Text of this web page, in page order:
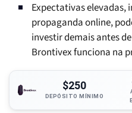
Expectativas elevadas,
propaganda online,
investir demais antes
Brontivex funciona na
$250
DEPÓSITO MÍNIMO